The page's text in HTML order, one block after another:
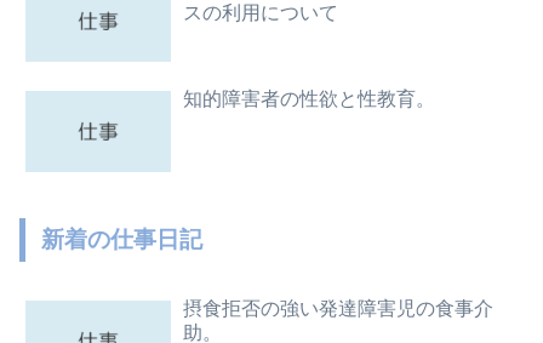
スの利用について
知的障害者の性欲と性教育。
新着の仕事日記
摂食拒否の強い発達障害児の食事介
助。